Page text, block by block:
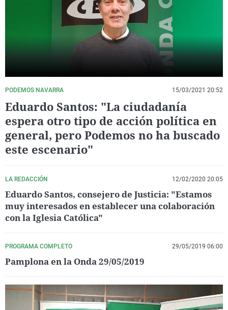
La rosa de los vientos
Gente viajera
Como el perro y el
Caso
Retornados
Equipo de
Operación Viuda
Extremadura
Galicia
La Rioja
Navarra
País Vasco
Virales
Televisión
Elecciones
PODEMOS NAVARRA 15/03/2021 20:52
Eduardo Santos: "La ciudadanía
espera otro tipo de acción política en
general, pero Podemos no ha buscado
este escenario"
LA REDACCIÓN 12/02/2020 20:05
Eduardo Santos, consejero de Justicia: "Estamos
muy interesados en establecer una colaboración
con la Iglesia Católica"
PROGRAMA COMPLETO 29/05/2019 06:00
Pamplona en la Onda 29/05/2019